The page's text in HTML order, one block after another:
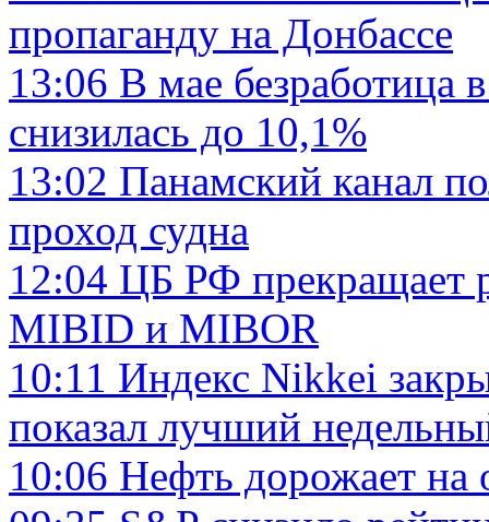
пропаганду на Донбассе
13:06 В мае безработица
снизилась до 10,1%
13:02 Панамский канал
проход судна
12:04 ЦБ РФ прекращает
MIBID и MIBOR
10:11 Индекс Nikkei
показал лучший
10:06 Нефть дорожает на